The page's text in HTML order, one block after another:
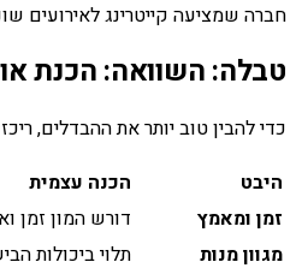
חברה שמציעה קייטרינג לאירועים
טבלה: השוואה: הכנת
כדי להבין טוב יותר את ההבדלים,
היבט
הכנה עצמית
זמן ומאמץ
דורש המון זמן
מגוון מנות
תלוי ביכולות